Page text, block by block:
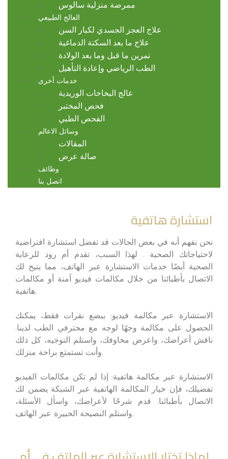
ممرضة منزلية سالوس
العالج الطبيعي
علاج العجز الجسدي لكبار السن
علاج ما بعد السكتة الدماغية
تمرين ما قبل وما بعد الولادة
الطب الرياضي وإعادة التأهيل
خدمات أخرى
عالج البخاخات الوريدية
فحص المختبر
الفحص الطبي
وسائل الاعالم
المقالات
صالة عرض
وظائف
اتصل بنا
استشارة هاتفية
نحن نفهم أنه في بعض الحالات قد تفضل استشارة افتراضية
لاحتياجاتك الصحية . لهذا السبب، تقدم أم رود للرعاية
الصحية أيضًا خدمات الاستشارة عبر الهاتف، مما يتيح لك
الاتصال بأطبائنا من خلال مكالمات فيديو آمنة أو مكالمات
هاتفية.
الاستشارة عبر مكالمة فيديو: ببضع نقرات فقط، يمكنك
الحصول على مكالمة وجهًا لوجه مع محترفي الطب لدينا.
ناقش أعراضك، واعرض مخاوفك، واستلم التوجيه، كل ذلك
وأنت تستمتع براحة منزلك.
الاستشارة عبر مكالمة هاتفية: إذا لم تكن مكالمات الفيديو
تفضيلك، فإن خيار المكالمة الهاتفية عبر الشبكة يضمن لك
الاتصال بأطبائنا. قدم شرحًا لأعراضك، واسأل الأسئلة،
واستلم النصيحة الخبيرة عبر الهاتف.